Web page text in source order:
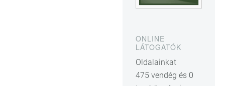
ONLINE
LÁTOGATÓK
Oldalainkat
475 vendég és 0